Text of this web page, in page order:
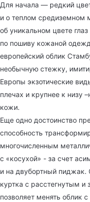
Для начала — редкий
и о теплом средиземном
об уникальном цвете
по пошиву кожаной
европейский облик
необычную стежку,
Европы экзотические
плечах и крупнее к низу
кожи.
Еще одно достоинство
способность
многочисленным
с «косухой» - за счет
и на двубортный пиджак.
куртка с расстегнутым и
позволяет менять облик